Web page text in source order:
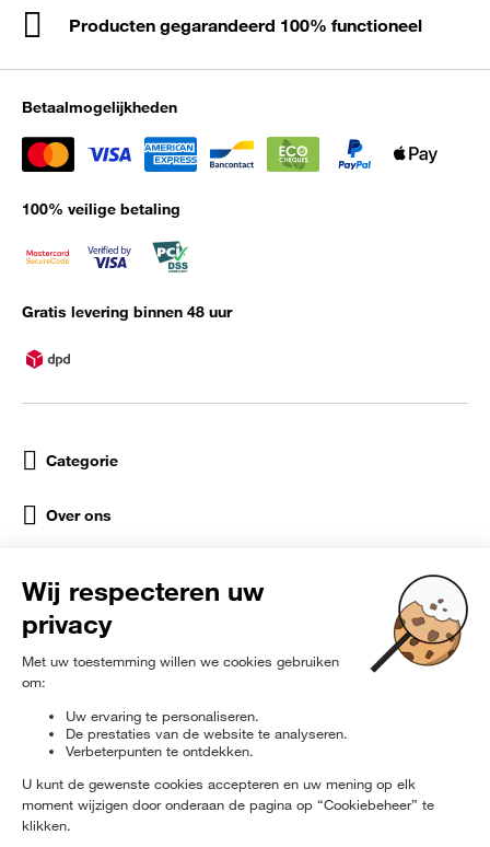
Producten gegarandeerd 100% functioneel
Betaalmogelijkheden
100% veilige betaling
Gratis levering binnen 48 uur
Categorie
Over ons
Sociale netwerken
rɘ furbished